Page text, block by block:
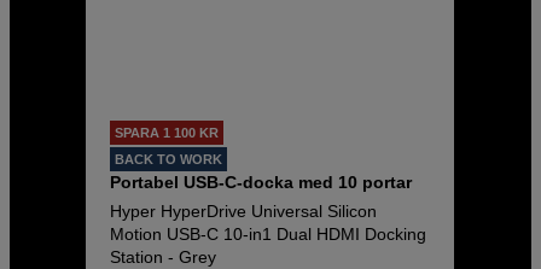
SPARA 1 100 KR
BACK TO WORK
Portabel USB-C-docka med 10 portar
Hyper HyperDrive Universal Silicon
Motion USB-C 10-in1 Dual HDMI Docking
Station - Grey